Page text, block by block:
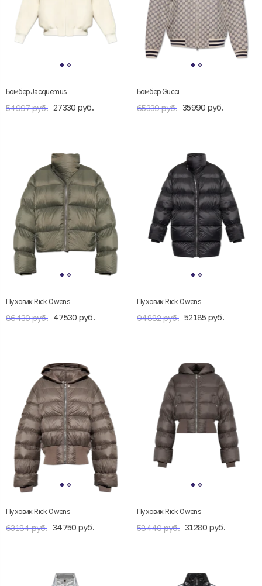
Бомбер Jacquemus
54997 руб. 27330 руб.
Бомбер Gucci
65339 руб. 35990 руб.
Пуховик Rick Owens
86430 руб. 47530 руб.
Пуховик Rick Owens
94882 руб. 52185 руб.
Пуховик Rick Owens
63184 руб. 34750 руб.
Пуховик Rick Owens
58440 руб. 31280 руб.